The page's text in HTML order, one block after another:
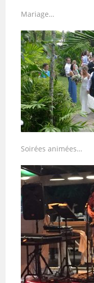
Mariage…
Soirées animées…